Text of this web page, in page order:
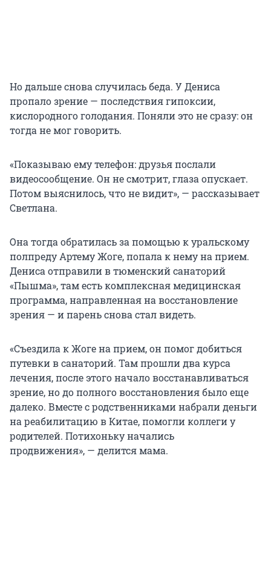
Но дальше снова случилась беда. У Дениса
пропало зрение — последствия гипоксии,
кислородного голодания. Поняли это не сразу: он
тогда не мог говорить.
«Показываю ему телефон: друзья послали
видеосообщение. Он не смотрит, глаза опускает.
Потом выяснилось, что не видит», — рассказывает
Светлана.
Она тогда обратилась за помощью к уральскому
полпреду Артему Жоге, попала к нему на прием.
Дениса отправили в тюменский санаторий
«Пышма», там есть комплексная медицинская
программа, направленная на восстановление
зрения — и парень снова стал видеть.
«Съездила к Жоге на прием, он помог добиться
путевки в санаторий. Там прошли два курса
лечения, после этого начало восстанавливаться
зрение, но до полного восстановления было еще
далеко. Вместе с родственниками набрали деньги
на реабилитацию в Китае, помогли коллеги у
родителей. Потихоньку начались
продвижения», — делится мама.